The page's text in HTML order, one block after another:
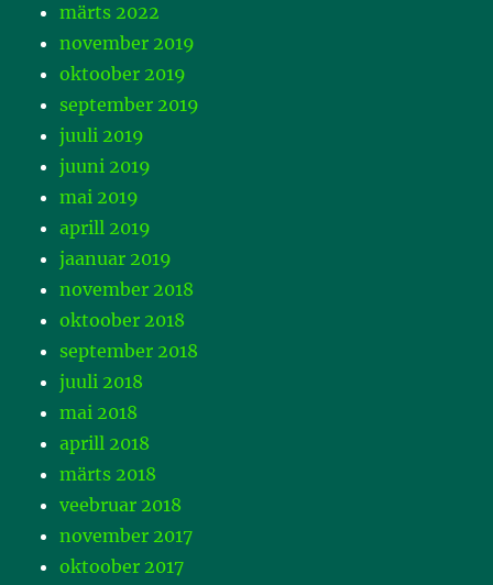
märts 2022
november 2019
oktoober 2019
september 2019
juuli 2019
juuni 2019
mai 2019
aprill 2019
jaanuar 2019
november 2018
oktoober 2018
september 2018
juuli 2018
mai 2018
aprill 2018
märts 2018
veebruar 2018
november 2017
oktoober 2017